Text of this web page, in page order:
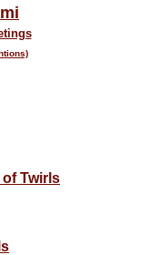
Twirls